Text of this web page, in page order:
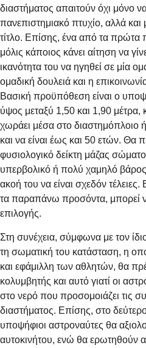
διαστήματος απαιτούν όχι μόνο
πανεπιστημιακό πτυχίο, αλλά και
τίτλο. Επίσης, ένα από τα πρώτα
μόλις κάποιος κάνει αίτηση να
ικανότητα του να ηγηθεί σε μία
ομαδική δουλειά και η
Βασική προϋπόθεση είναι ο
ύψος μεταξύ 1,50 και 1,90 μέτρα,
χωράει μέσα στο διαστημόπλοιο
και να είναι έως και 50 ετών. Θα
φυσιολογικό δείκτη μάζας
υπερβολικό ή πολύ χαμηλό
ακοή του να είναι σχεδόν
τα παραπάνω προσόντα, μπορεί
επιλογής.
Στη συνέχεια, σύμφωνα με τον
τη σωματική του κατάσταση, η
και εφάμιλλη των αθλητών, θα
κολυμβητής και αυτό γιατί οι
στο νερό που προσομοιάζει τις
διαστήματος. Επίσης, στο
υποψήφιοι αστροναύτες θα
αυτοκινήτου, ενώ θα ερωτηθούν